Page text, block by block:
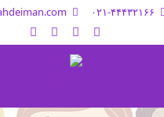
۰۲۱-۴۴۴۳۲۱۶۶